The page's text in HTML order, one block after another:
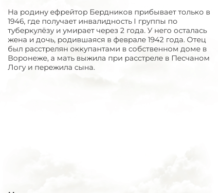
На родину ефрейтор Бердников прибывает только в
1946, где получает инвалидность I группы по
туберкулёзу и умирает через 2 года. У него осталась
жена и дочь, родившаяся в феврале 1942 года. Отец
был расстрелян оккупантами в собственном доме в
Воронеже, а мать выжила при расстреле в Песчаном
Логу и пережила сына.